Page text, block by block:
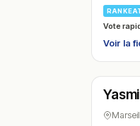
Vote
Voir la
N° 21
Ouvert